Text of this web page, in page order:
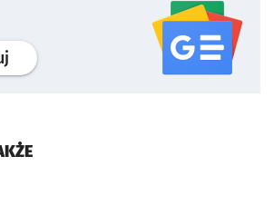
profil serwisu